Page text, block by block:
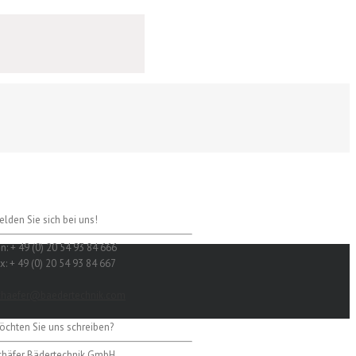
Sie sich bei uns!
+ 49 (0) 20 54 93 84 666
+ 49 (0) 20 54 93 84 667
Sie uns schreiben?